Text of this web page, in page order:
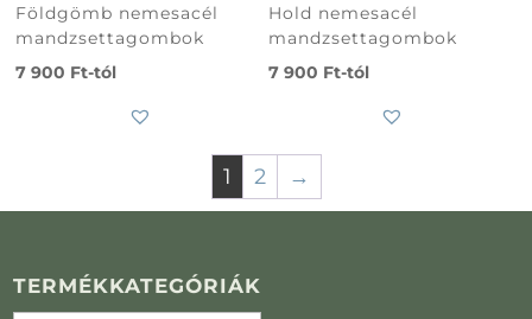
Földgömb nemesacél
mandzsettagombok
7 900 Ft-tól
Hold nemesacél
mandzsettagombok
7 900 Ft-tól
1 2 →
TERMÉKKATEGÓRIÁK